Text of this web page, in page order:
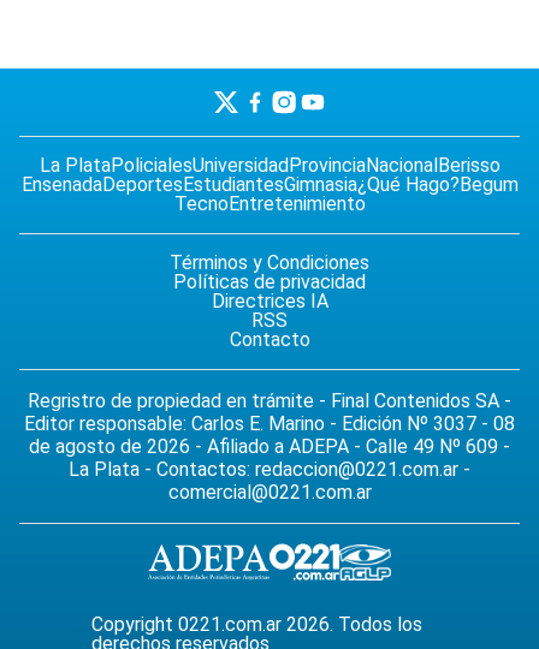
La PlataPolicialesUniversidad ProvinciaNacional Berisso
EnsenadaDeportes EstudiantesGimnasia¿Qué Hago? Begum
TecnoEntretenimiento
Términos y Condiciones
Políticas de privacidad
Directrices IA
RSS
Contacto
Regristro de propiedad en trámite - Final Contenidos SA -
Editor responsable: Carlos E. Marino - Edición Nº 3037 - 08
de agosto de 2026 - Afiliado a ADEPA - Calle 49 Nº 609 -
La Plata - Contactos: redaccion@0221.com.ar -
comercial@0221.com.ar
Copyright 0221.com.ar 2026. Todos los
derechos reservados